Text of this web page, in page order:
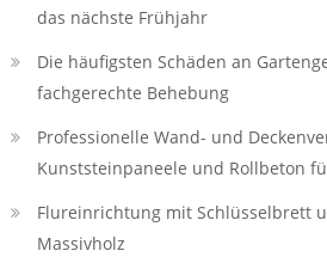
das nächste Frühjahr
Die häufigsten Schäden an
fachgerechte Behebung
Professionelle Wand- und
Kunststeinpaneele und Rollbeton
Flureinrichtung mit Schlüsselbrett
Massivholz